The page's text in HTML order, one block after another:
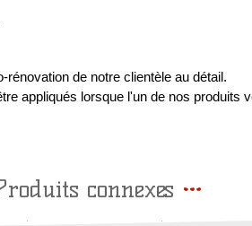
de notre clientèle au détail.
appliqués lorsque l'un de nos produits
connexes